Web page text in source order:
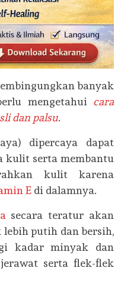
banyak
mengetahui cara
dan palsu.
dipercaya dapat
kulit serta membantu
kulit karena
E di dalamnya.
secara teratur akan
putih dan bersih,
kadar minyak dan
serta flek-flek